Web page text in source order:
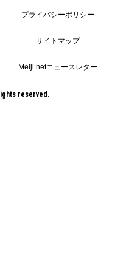
プライバシーポリシー
サイトマップ
Meiji.netニュースレター
reserved.